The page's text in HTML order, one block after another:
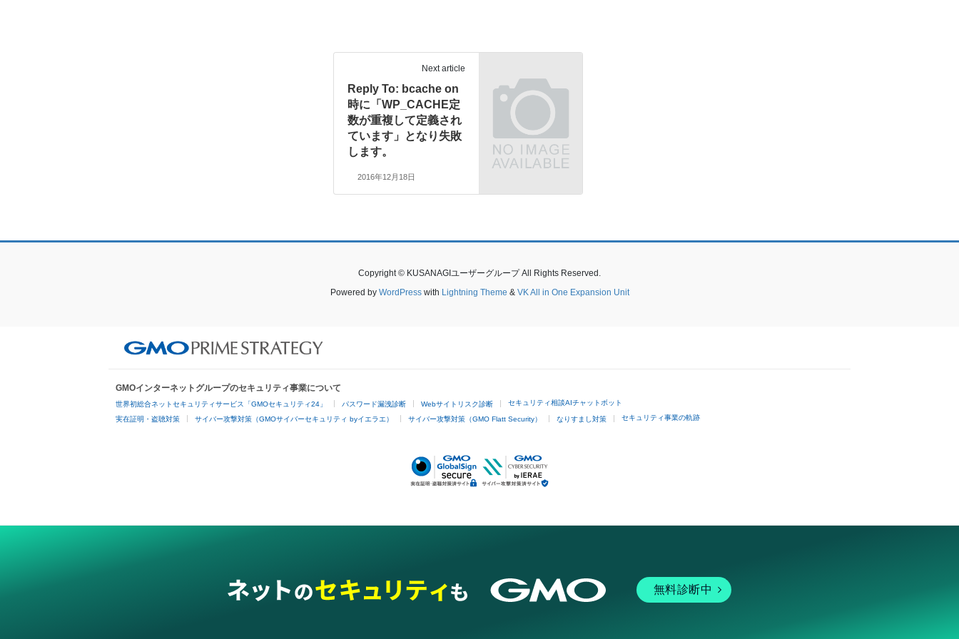
Next article
Reply To: bcache on
時に「WP_CACHE定
数が重複して定義され
ています」となり失敗
します。
2016年12月18日
Copyright © KUSANAGIユーザーグループ All Rights Reserved.
Powered by WordPresswith Lightning Theme & VK All in One Expansion Unit
GMOインターネットグループのセキュリティ事業について
世界初総合ネットセキュリティサービス「GMOセキュリティ24」 パスワード漏洩診断 Webサイトリスク診断 セキュリティ相談AIチャットボット
実在証明・盗聴対策 サイバー攻撃対策（GMOサイバーセキュリティ byイエラエ） サイバー攻撃対策（GMO Flatt Security） なりすまし対策 セキュリティ事業の軌跡
無料診断中